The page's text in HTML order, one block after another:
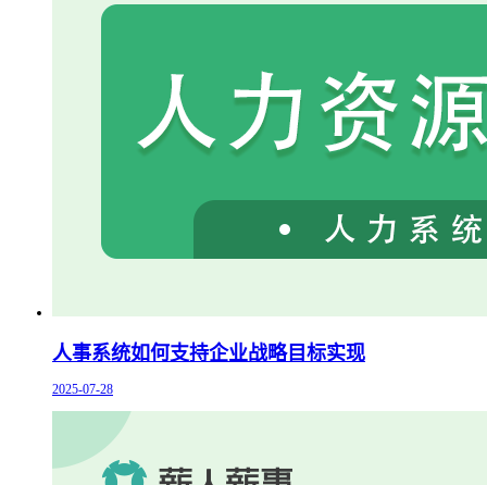
人事系统如何支持企业战略目标实现
2025-07-28